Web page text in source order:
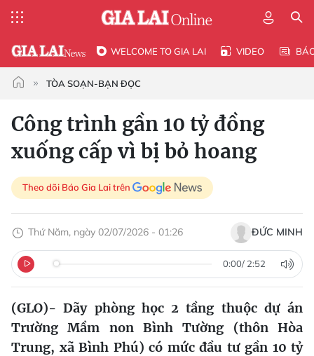
WELCOME TO GIA LAI VIDEO
TÒA SOẠN-BẠN ĐỌC
Công trình gần 10 tỷ đồng
xuống cấp vì bị bỏ hoang
Theo dõi Báo Gia Lai trên
Thứ Năm, ngày 02/07/2026 - 01:26 ÐỨC MINH
0:00/ 2:52
(GLO)- Dãy phòng học 2 tầng thuộc dự án
Trường Mầm non Bình Tường (thôn Hòa
Trung, xã Bình Phú) có mức đầu tư gần 10 tỷ